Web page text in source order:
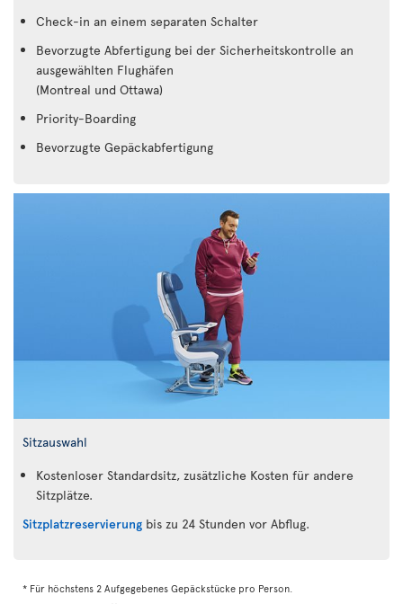
Check-in an einem separaten Schalter
Bevorzugte Abfertigung bei der Sicherheitskontrolle an
ausgewählten Flughäfen
(Montreal und Ottawa)
Priority-Boarding
Bevorzugte Gepäckabfertigung
Sitzauswahl
Kostenloser Standardsitz, zusätzliche Kosten für andere
Sitzplätze.
Sitzplatzreservierung bis zu 24 Stunden vor Abflug.
* Für höchstens 2 Aufgegebenes Gepäckstücke pro Person.